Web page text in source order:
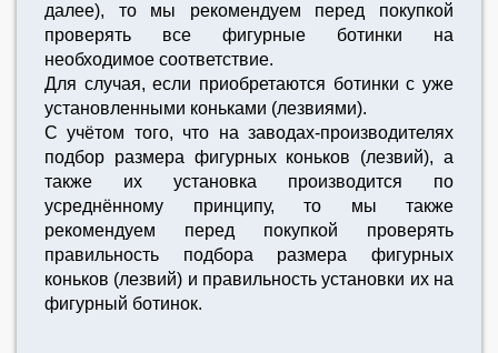
далее), то мы рекомендуем перед покупкой
проверять все фигурные ботинки на
необходимое соответствие.
Для случая, если приобретаются ботинки с уже
установленными коньками (лезвиями).
С учётом того, что на заводах-производителях
подбор размера фигурных коньков (лезвий), а
также их установка производится по
усреднённому принципу, то мы также
рекомендуем перед покупкой проверять
правильность подбора размера фигурных
коньков (лезвий) и правильность установки их на
фигурный ботинок.